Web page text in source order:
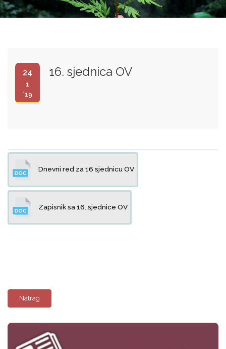
24
1
'19
16. sjednica OV
Dnevni red za 16 sjednicu OV
Zapisnik sa 16. sjednice OV
Natrag